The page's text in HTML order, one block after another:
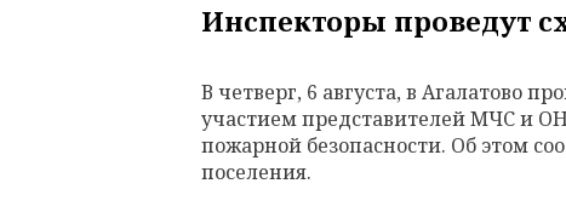
Инспекторы проведут
В четверг, 6 августа, в Агалатово
участием представителей МЧС и
пожарной безопасности. Об этом
поселения.